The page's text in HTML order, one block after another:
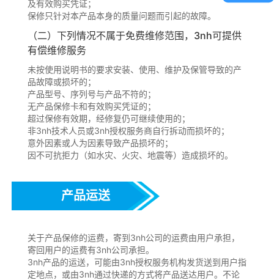
及有效购买凭证；
保修只针对本产品本身的质量问题而引起的故障。
（二）下列情况不属于免费维修范围，3nh可提供
有偿维修服务
未按使用说明书的要求安装、使用、维护及保管导致的产
品故障或损坏的；
产品型号、序列号与产品不符的；
无产品保修卡和有效购买凭证的；
超过保修有效期，经修复仍可继续使用的；
非3nh技术人员或3nh授权服务商自行拆动而损坏的；
意外因素或人为因素导致产品损坏的；
因不可抗拒力（如水灾、火灾、地震等）造成损坏的。
产品运送
关于产品保修的运费，寄到3nh公司的运费由用户承担，
寄回用户的运费有3nh公司承担。
3nh产品的运送，可能由3nh授权服务机构发货送到用户指
定地点，或由3nh通过快递的方式将产品送达用户。不论